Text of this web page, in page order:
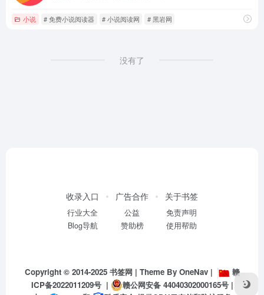
小说 # 免费小说阅读器 # 小说阅读网 # 黑岩网
没有了
收录入口
行业大全
Blog导航
广告合作
公益
赞助榜
关于书签
免责声明
使用帮助
Copyright © 2014-2025 书签网 | Theme By OneNav|
赣
ICP备2022011209号| 赣公网安备 44040302000165号|